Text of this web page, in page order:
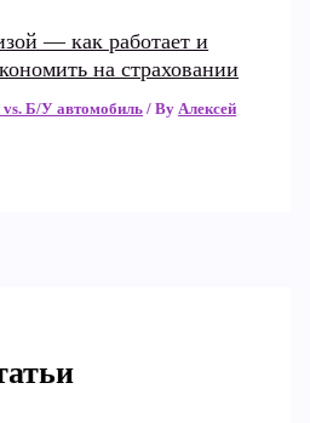
— как работает и
на страховании
Б/У автомобиль / ByАлексей